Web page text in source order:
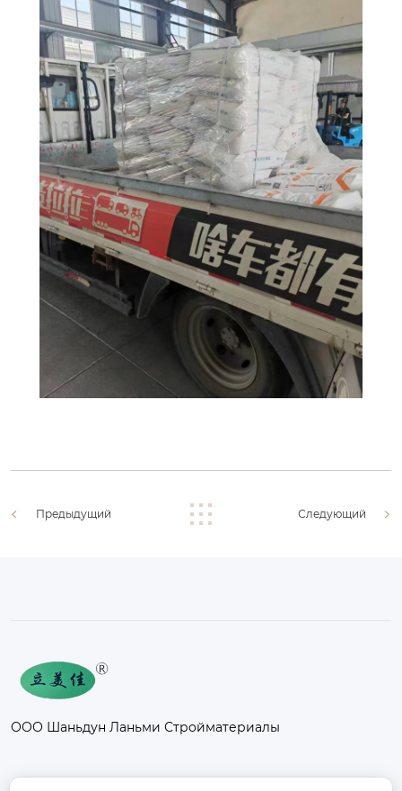
Предыдущий Следующий
ООО Шаньдун Ланьми Стройматериалы